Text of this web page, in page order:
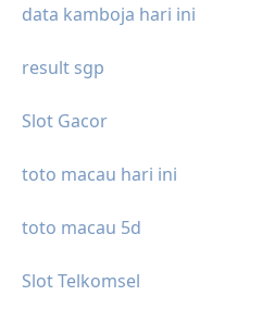
data kamboja hari ini
result sgp
Slot Gacor
toto macau hari ini
toto macau 5d
Slot Telkomsel